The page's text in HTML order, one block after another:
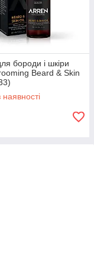
бороди і шкіри
Beard & Skin